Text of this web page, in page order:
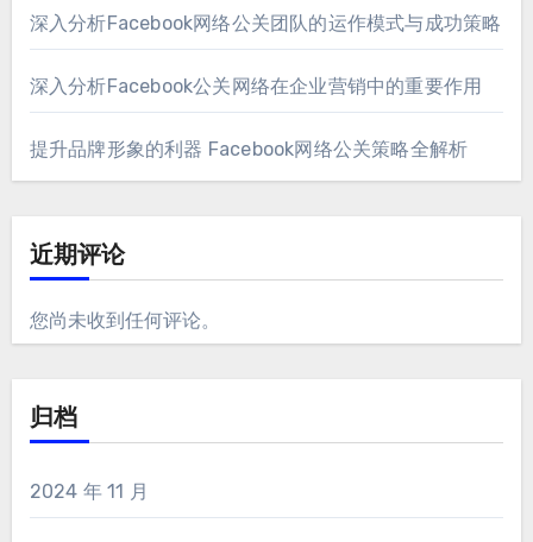
深入分析Facebook网络公关团队的运作模式与成功策略
深入分析Facebook公关网络在企业营销中的重要作用
提升品牌形象的利器 Facebook网络公关策略全解析
近期评论
您尚未收到任何评论。
归档
2024 年 11 月